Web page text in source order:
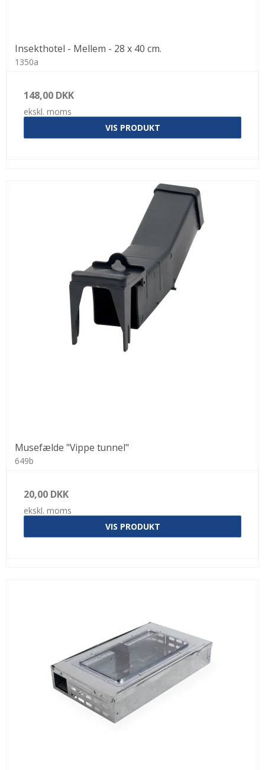
Insekthotel - Mellem - 28 x 40 cm.
1350a
148,00 DKK
ekskl. moms
VIS PRODUKT
Musefælde "Vippe tunnel"
649b
20,00 DKK
ekskl. moms
VIS PRODUKT